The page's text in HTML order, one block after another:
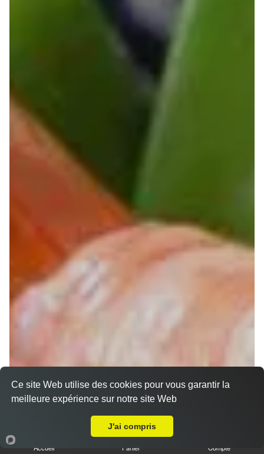
Chirashi
Accueil Panier Compte
Ce site Web utilise des cookies pour vous garantir la
meilleure expérience sur notre site Web
J'ai compris